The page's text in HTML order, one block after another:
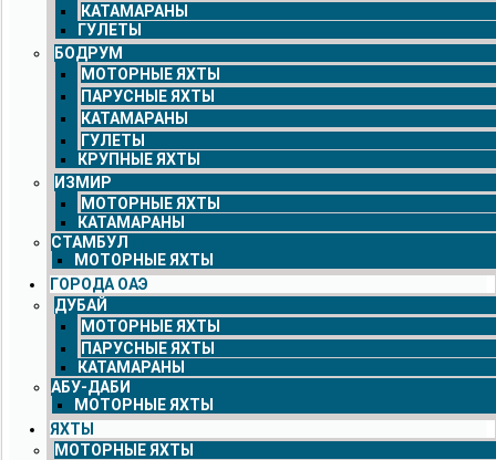
КАТАМАРАНЫ
ГУЛЕТЫ
БОДРУМ
МОТОРНЫЕ ЯХТЫ
ПАРУСНЫЕ ЯХТЫ
КАТАМАРАНЫ
ГУЛЕТЫ
КРУПНЫЕ ЯХТЫ
ИЗМИР
МОТОРНЫЕ ЯХТЫ
КАТАМАРАНЫ
СТАМБУЛ
МОТОРНЫЕ ЯХТЫ
ГОРОДА ОАЭ
ДУБАЙ
МОТОРНЫЕ ЯХТЫ
ПАРУСНЫЕ ЯХТЫ
КАТАМАРАНЫ
АБУ-ДАБИ
МОТОРНЫЕ ЯХТЫ
ЯХТЫ
МОТОРНЫЕ ЯХТЫ